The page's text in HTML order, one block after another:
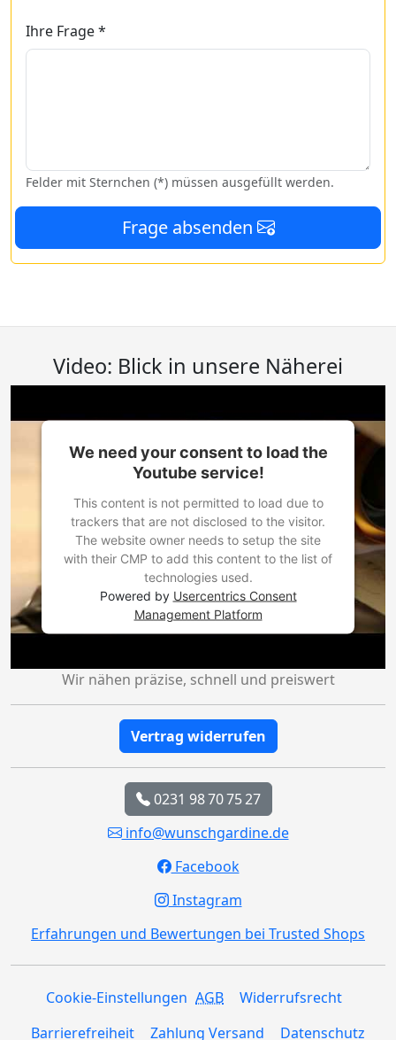
Ihre Frage *
Felder mit Sternchen (*) müssen ausgefüllt werden.
Frage absenden
Video: Blick in unsere Näherei
We need your consent to load the
Youtube service!
This content is not permitted to load due to
trackers that are not disclosed to the visitor.
The website owner needs to setup the site
with their CMP to add this content to the list of
technologies used.
Powered by Usercentrics Consent
Management Platform
Wir nähen präzise, schnell und preiswert
Vertrag widerrufen
0231 98 70 75 27
info@wunschgardine.de
Facebook
Instagram
Erfahrungen und Bewertungen bei Trusted Shops
Cookie-Einstellungen AGB
Widerrufsrecht
Barrierefreiheit
Zahlung Versand Datenschutz